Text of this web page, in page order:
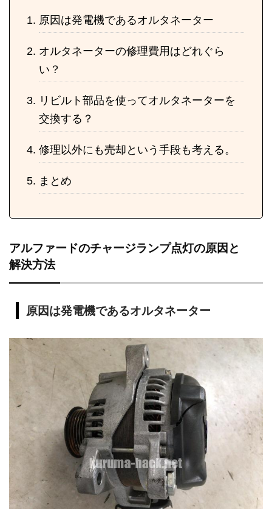
原因は発電機であるオルタネーター
オルタネーターの修理費用はどれぐら
い？
リビルト部品を使ってオルタネーターを
交換する？
修理以外にも売却という手段も考える。
まとめ
アルファードのチャージランプ点灯の原因と
解決方法
原因は発電機であるオルタネーター